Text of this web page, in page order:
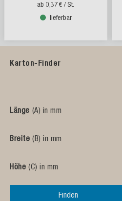
ab 0,37 € / St.
lieferbar
Karton-Finder
Länge (A) in mm
Breite (B) in mm
Höhe (C) in mm
Finden